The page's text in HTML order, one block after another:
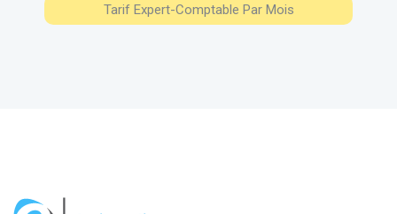
Tarif Expert-Comptable Par Mois